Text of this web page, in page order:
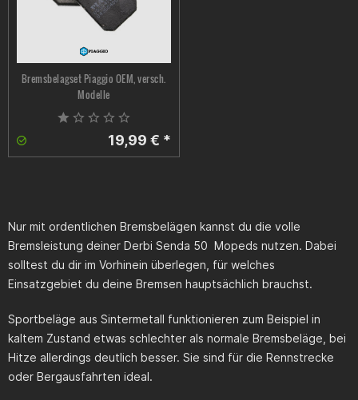
Bremsbelagset Piaggio OEM, versch.
Modelle
19,99 € *
Nur mit ordentlichen Bremsbelägen kannst du die volle
Bremsleistung deiner Derbi Senda 50 Mopeds nutzen. Dabei
solltest du dir im Vorhinein überlegen, für welches
Einsatzgebiet du deine Bremsen hauptsächlich brauchst.
Sportbeläge aus Sintermetall funktionieren zum Beispiel in
kaltem Zustand etwas schlechter als normale Bremsbeläge, bei
Hitze allerdings deutlich besser. Sie sind für die Rennstrecke
oder Bergausfahrten ideal.